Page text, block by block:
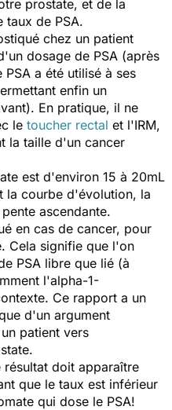
prostate, et de la
de PSA.
chez un patient
dosage de PSA (après
a été utilisé à ses
enfin un
En pratique, il ne
le toucher rectal et l'IRM,
la taille d'un cancer
est d'environ 15 à 20mL
la courbe d'évolution, la
ascendante.
en cas de cancer, pour
Cela signifie que l'on
PSA libre que lié (à
l'alpha-1-
Ce rapport a un
d'un argument
patient vers
doit apparaître
que le taux est inférieur
qui dose le PSA!